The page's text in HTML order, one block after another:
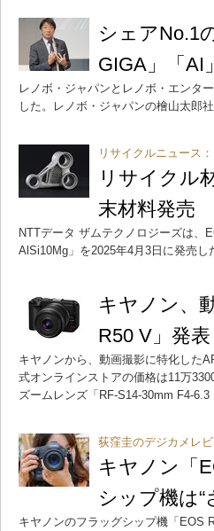
シェアNo.1
GIGA」「
レノボ・ジャパンとレノボ・エンタ
した。レノボ・ジャパンの檜山太郎
リサイクルニュース：
リサイクル
末材料発売
NTTデータ ザムテクノロジーズは、
AlSi10Mg」を2025年4月3日に発売し
キヤノン、
R50 V」発
キヤノンから、動画撮影に特化した
式オンラインストアの価格は11万
ズームレンズ「RF-S14-30mm F4-
荻窪圭のデジカメレビ
キヤノン「
シップ機は“
キヤノンのフラッグシップ機「EOS